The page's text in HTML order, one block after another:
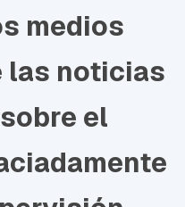
medios
las noticias
el